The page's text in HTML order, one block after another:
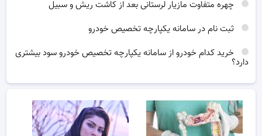
چهره متفاوت مازیار لرستانی بعد از کاشت ریش و سبیل
ثبت نام در سامانه یکپارچه تخصیص خودرو
خرید کدام خودرو از سامانه یکپارچه تخصیص خودرو سود بیشتری
دارد؟